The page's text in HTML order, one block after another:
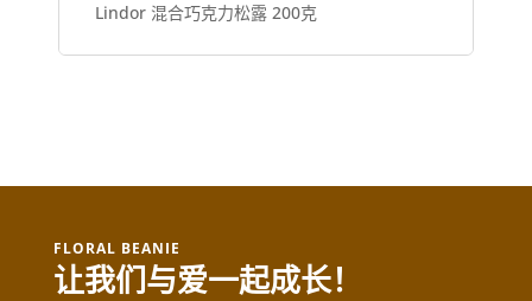
Lindor 混合巧克力松露 200克
FLORAL BEANIE
让我们与爱一起成长！